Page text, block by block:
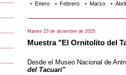
Enero Febrero Marzo Abril
Martes 23 de diciembre de 2025
Muestra "El Ornitolito del
Desde el Museo Nacional de
del Tacuarí"